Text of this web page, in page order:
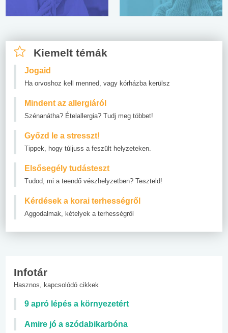
Kiemelt témák
Jogaid
Ha orvoshoz kell menned, vagy kórházba kerülsz
Mindent az allergiáról
Szénanátha? Ételallergia? Tudj meg többet!
Győzd le a stresszt!
Tippek, hogy túljuss a feszült helyzeteken.
Elsősegély tudásteszt
Tudod, mi a teendő vészhelyzetben? Teszteld!
Kérdések a korai terhességről
Aggodalmak, kételyek a terhességről
Infotár
Hasznos, kapcsolódó cikkek
9 apró lépés a környezetért
Amire jó a szódabikarbóna